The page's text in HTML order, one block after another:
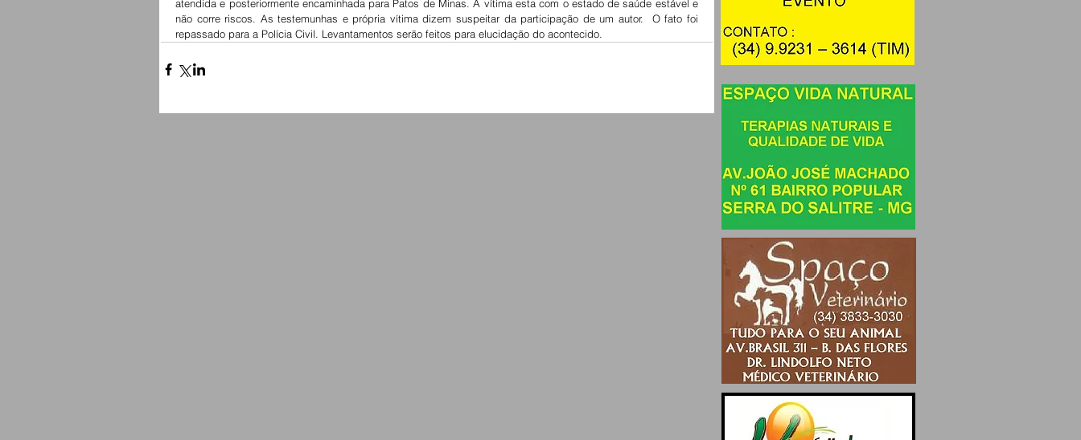
atendida e posteriormente encaminhada para Patos de Minas. A vítima esta com o estado de saúde estável e
não corre riscos. As testemunhas e própria vítima dizem suspeitar da participação de um autor.  O fato foi
repassado para a Polícia Civil. Levantamentos serão feitos para elucidação do acontecido.